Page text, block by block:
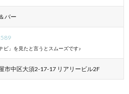
バー
ビ」を見たと言うとスムーズです♪
市中区大須2-17-17 リアリービル2F